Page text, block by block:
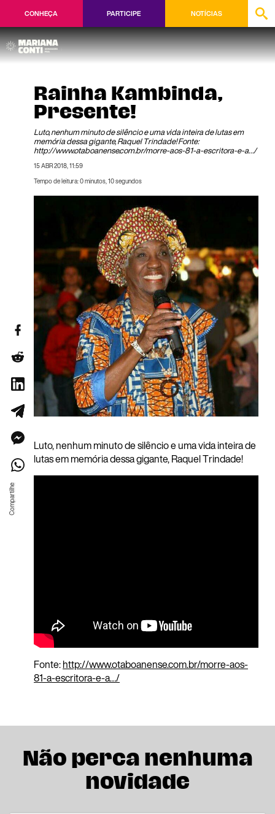
CONHEÇA PARTICIPE NOTÍCIAS
Rainha Kambinda,
Presente!
Luto, nenhum minuto de silêncio e uma vida inteira de lutas em
memória dessa gigante, Raquel Trindade! Fonte:
http://www.otaboanense.com.br/morre-aos-81-a-escritora-e-a…/
15 ABR 2018, 11:59
Tempo de leitura: 0 minutos, 10 segundos
Luto, nenhum minuto de silêncio e uma vida inteira de
lutas em memória dessa gigante, Raquel Trindade!
Fonte:http://www.otaboanense.com.br/morre-aos-
81-a-escritora-e-a…/
Não perca nenhuma
novidade